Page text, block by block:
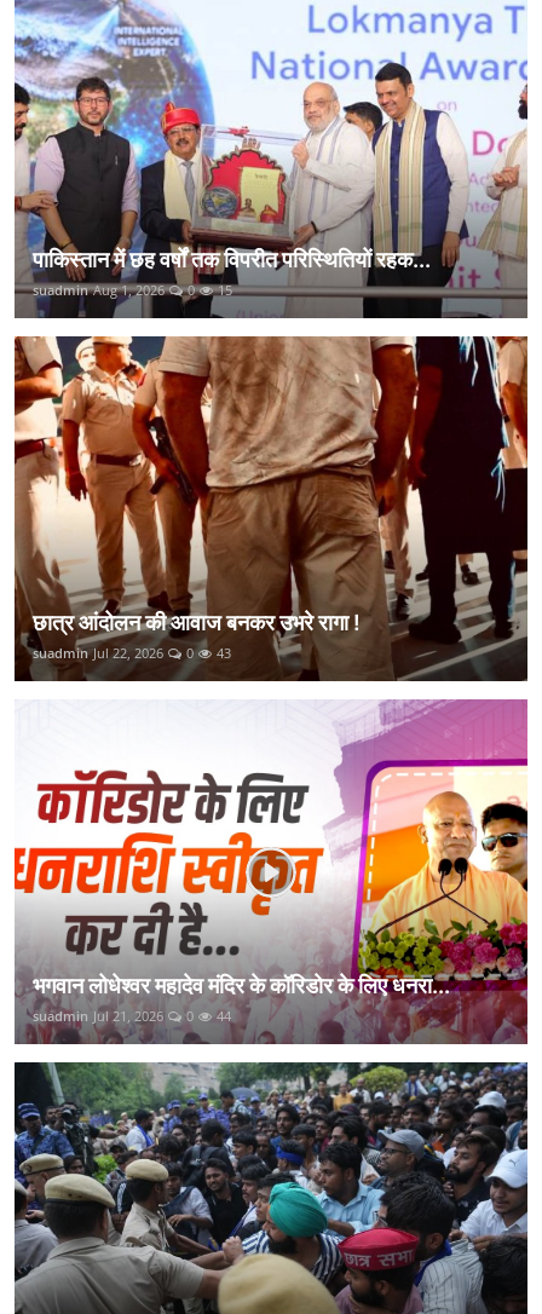
पाकिस्तान में छह वर्षों तक विपरीत परिस्थितियों रहक...
suadmin Aug 1, 2026 0 15
छात्र आंदोलन की आवाज बनकर उभरे रागा !
suadmin Jul 22, 2026 0 43
भगवान लोधेश्वर महादेव मंदिर के कॉरिडोर के लिए धनरा...
suadmin Jul 21, 2026 0 44